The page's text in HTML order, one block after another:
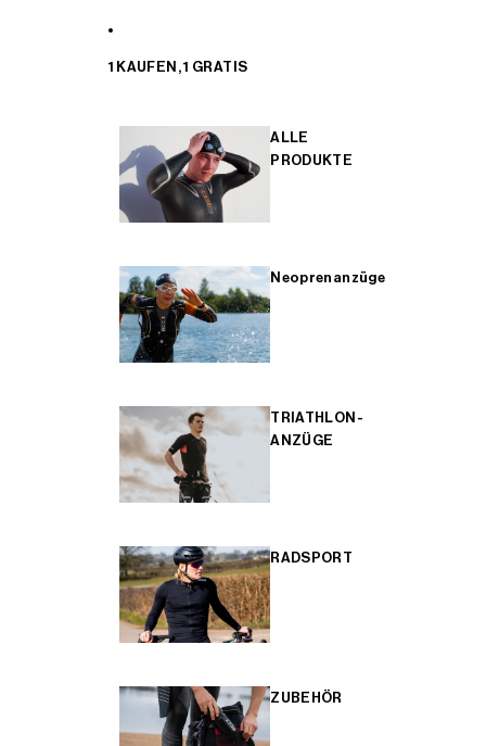
1 KAUFEN, 1 GRATIS
ALLE
PRODUKTE
Neoprenanzüge
TRIATHLON-
ANZÜGE
RADSPORT
ZUBEHÖR